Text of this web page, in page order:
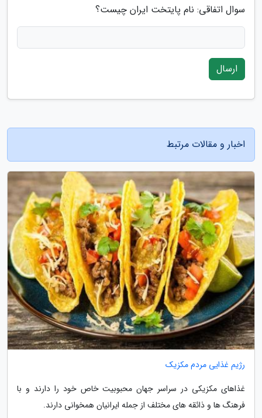
سوال اتفاقی: نام پایتخت ایران چیست؟
ارسال
اخبار و مقالات مرتبط
رژیم غذایی مردم مکزیک
غذاهای مکزیکی در سراسر جهان محبوبیت خاص خود را دارند و با
فرهنگ ها و ذائقه های مختلف از جمله ایرانیان همخوانی دارند.